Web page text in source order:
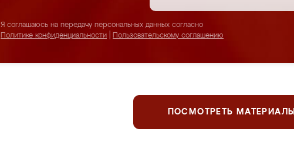
Я соглашаюсь на передачу персональных данных согласно
Политике конфиденциальности
Пользовательскому соглашению
ПОСМОТРЕТЬ МАТЕРИАЛЫ